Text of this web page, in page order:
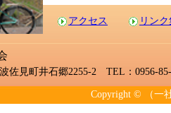
アクセス リン
佐見町井石郷2255-2 TEL：0956-
Copyright © （一